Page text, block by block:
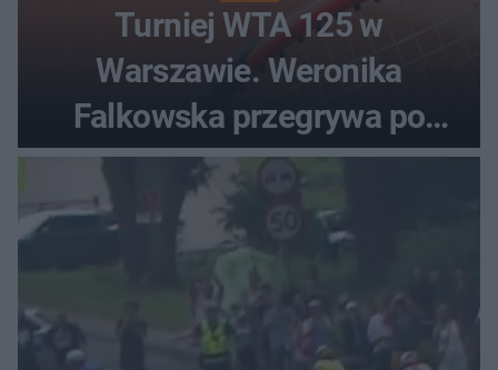
Turniej WTA 125 w
Warszawie. Weronika
Falkowska przegrywa po
zaciętym boju